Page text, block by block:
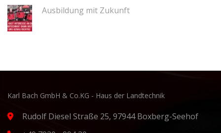
Ausbildung mit Zukunft
Karl Bach GmbH & Co.KG - Haus der Landtechnik
Rudolf Diesel Straße 25, 97944 Boxberg-Seehof